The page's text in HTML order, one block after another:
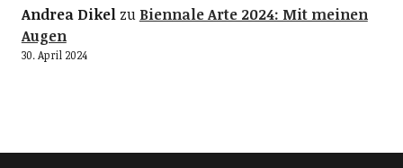
Andrea Dikelzu Biennale Arte 2024: Mit meinen
Augen
30. April 2024